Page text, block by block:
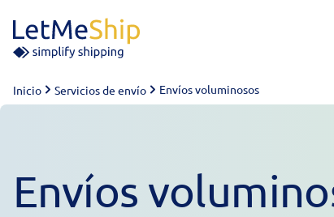
Inicio Servicios de envío Envíos voluminosos
Envíos